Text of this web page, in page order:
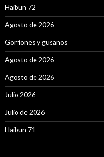
Haibun 72
Agosto de 2026
Gorriones y gusanos
Agosto de 2026
Agosto de 2026
Julio 2026
Julio de 2026
Haibun 71